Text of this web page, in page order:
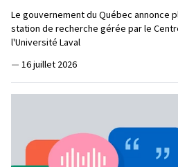
Le gouvernement du Québec annonce
station de recherche gérée par le
l'Université Laval
— 16 juillet 2026